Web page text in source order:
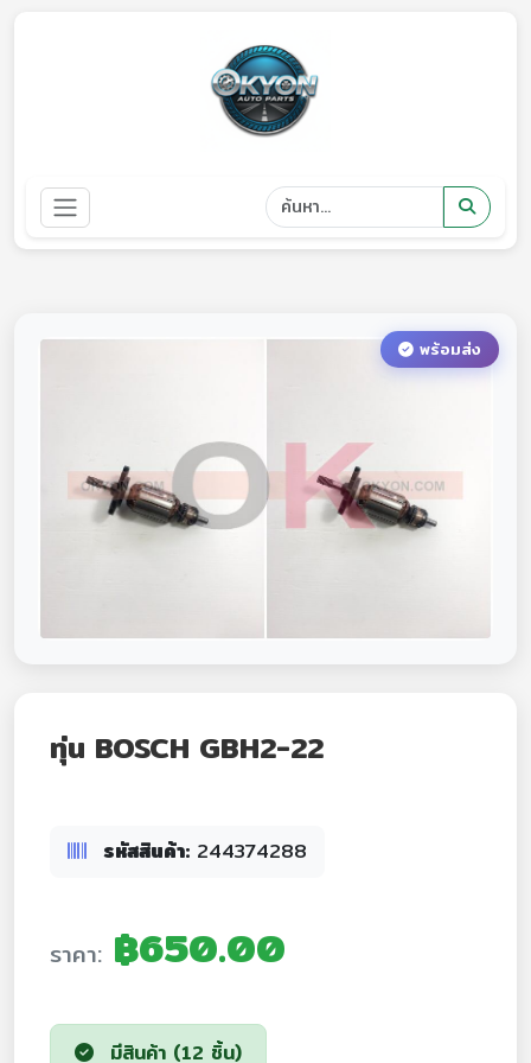
พร้อมส่ง
ทุ่น BOSCH GBH2-22
รหัสสินค้า: 244374288
ราคา: ฿650.00
มีสินค้า (12 ชิ้น)